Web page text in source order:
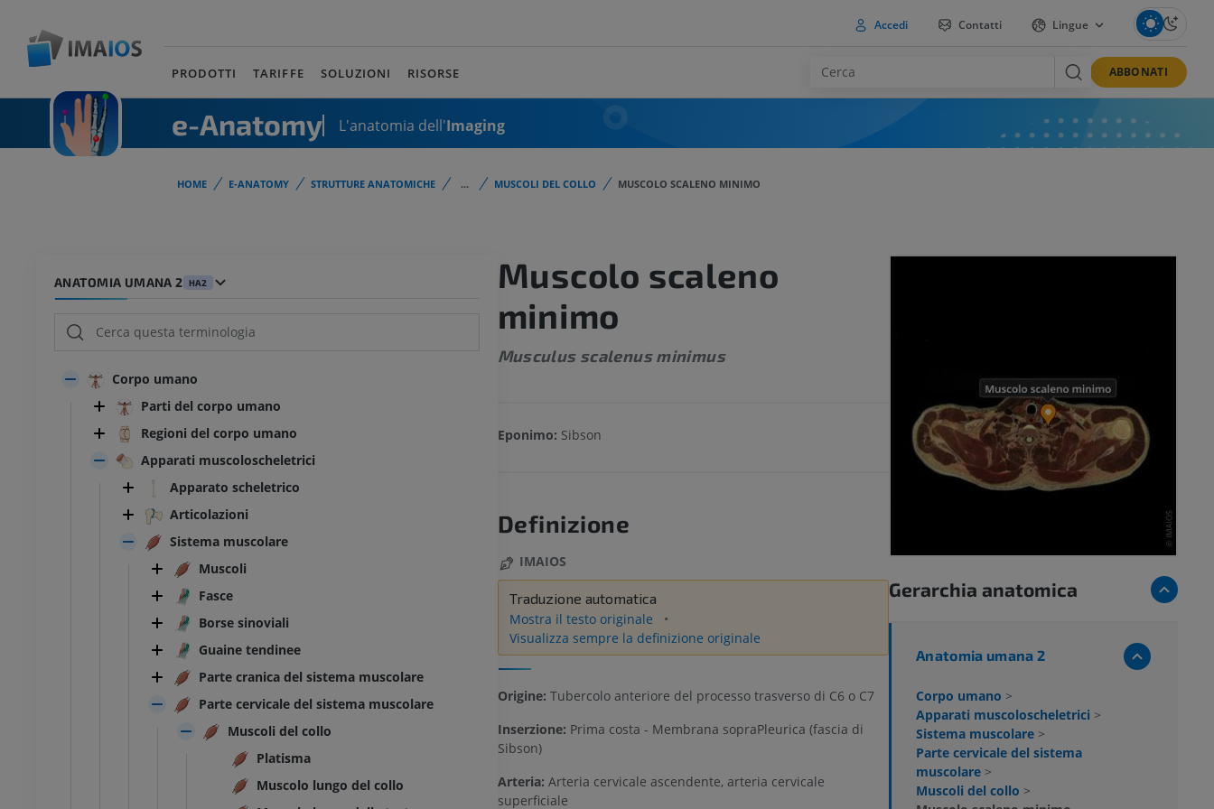
Accedi Contatti Lingue
PRODOTTI TARIFFE SOLUZIONI RISORSE ABBONATI
e-Anatomy L'anatomia dell'Imaging
HOME E-ANATOMY STRUTTURE ANATOMICHE ... MUSCOLI DEL COLLO MUSCOLO SCALENO MINIMO
ANATOMIA UMANA 2 HA2
Corpo umano
Parti del corpo umano
Regioni del corpo umano
Apparati muscoloscheletrici
Apparato scheletrico
Articolazioni
Sistema muscolare
Muscoli
Fasce
Borse sinoviali
Guaine tendinee
Parte cranica del sistema muscolare
Parte cervicale del sistema muscolare
Muscoli del collo
Platisma
Muscolo lungo del collo
Muscolo scaleno
minimo
Musculus scalenus minimus
Eponimo: Sibson
Definizione
IMAIOS
Traduzione automatica
Mostra il testo originale
Visualizza sempre la definizione originale
Origine: Tubercolo anteriore del processo trasverso di C6 o C7
Inserzione: Prima costa - Membrana sopraPleurica (fascia di
Sibson)
Arteria: Arteria cervicale ascendente, arteria cervicale
superficiale
Gerarchia anatomica
Anatomia umana 2
Corpo umano >
Apparati muscoloscheletrici >
Sistema muscolare >
Parte cervicale del sistema
muscolare >
Muscoli del collo >